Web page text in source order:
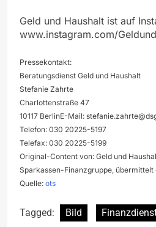
Geld und Haushalt ist auf
www.instagram.com/
Pressekontakt:
Beratungsdienst Geld und Haushalt
Stefanie Zahrte
Charlottenstraße 47
10117 BerlinE-Mail:
Telefon: 030 20225-5197
Telefax: 030 20225-5199
Original-Content von: Geld und
Sparkassen-Finanzgruppe,
Quelle: ots
Tagged: Bild